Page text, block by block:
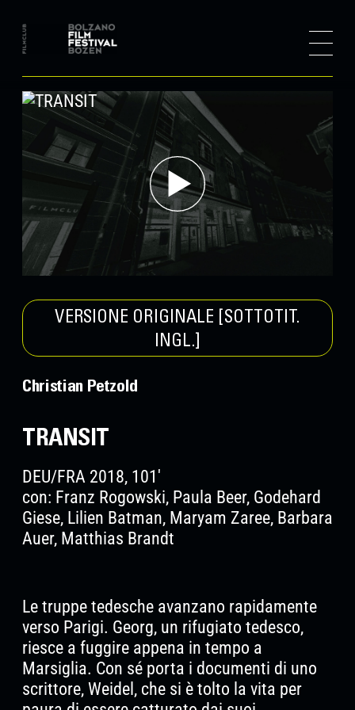
VERSIONE ORIGINALE [SOTTOTIT.
INGL.]
Christian Petzold
TRANSIT
DEU/FRA 2018, 101'
con: Franz Rogowski, Paula Beer, Godehard
Giese, Lilien Batman, Maryam Zaree, Barbara
Auer, Matthias Brandt
Le truppe tedesche avanzano rapidamente
verso Parigi. Georg, un rifugiato tedesco,
riesce a fuggire appena in tempo a
Marsiglia. Con sé porta i documenti di uno
scrittore, Weidel, che si è tolto la vita per